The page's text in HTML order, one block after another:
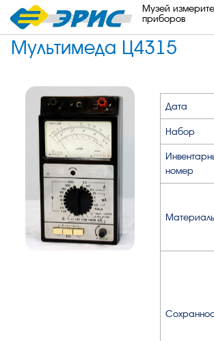
Музей
приборов
Мультимеда Ц4315
Дата
Набор
номер